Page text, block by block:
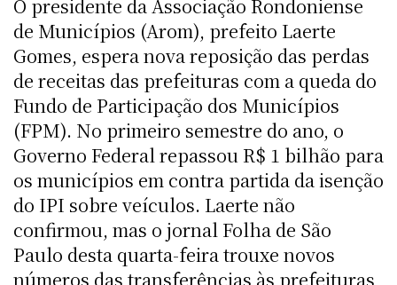
O presidente da Associação Rondoniense
de Municípios (Arom), prefeito Laerte
Gomes, espera nova reposição das perdas
de receitas das prefeituras com a queda do
Fundo de Participação dos Municípios
(FPM). No primeiro semestre do ano, o
Governo Federal repassou R$ 1 bilhão para
os municípios em contra partida da isenção
do IPI sobre veículos. Laerte não
confirmou, mas o jornal Folha de São
Paulo desta quarta-feira trouxe novos
números das transferências às prefeituras